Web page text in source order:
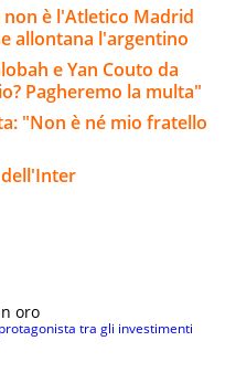
è l'Atletico Madrid
allontana l'argentino
e Yan Couto da
Pagheremo la multa"
"Non è né mio fratello
oro
tra gli investimenti